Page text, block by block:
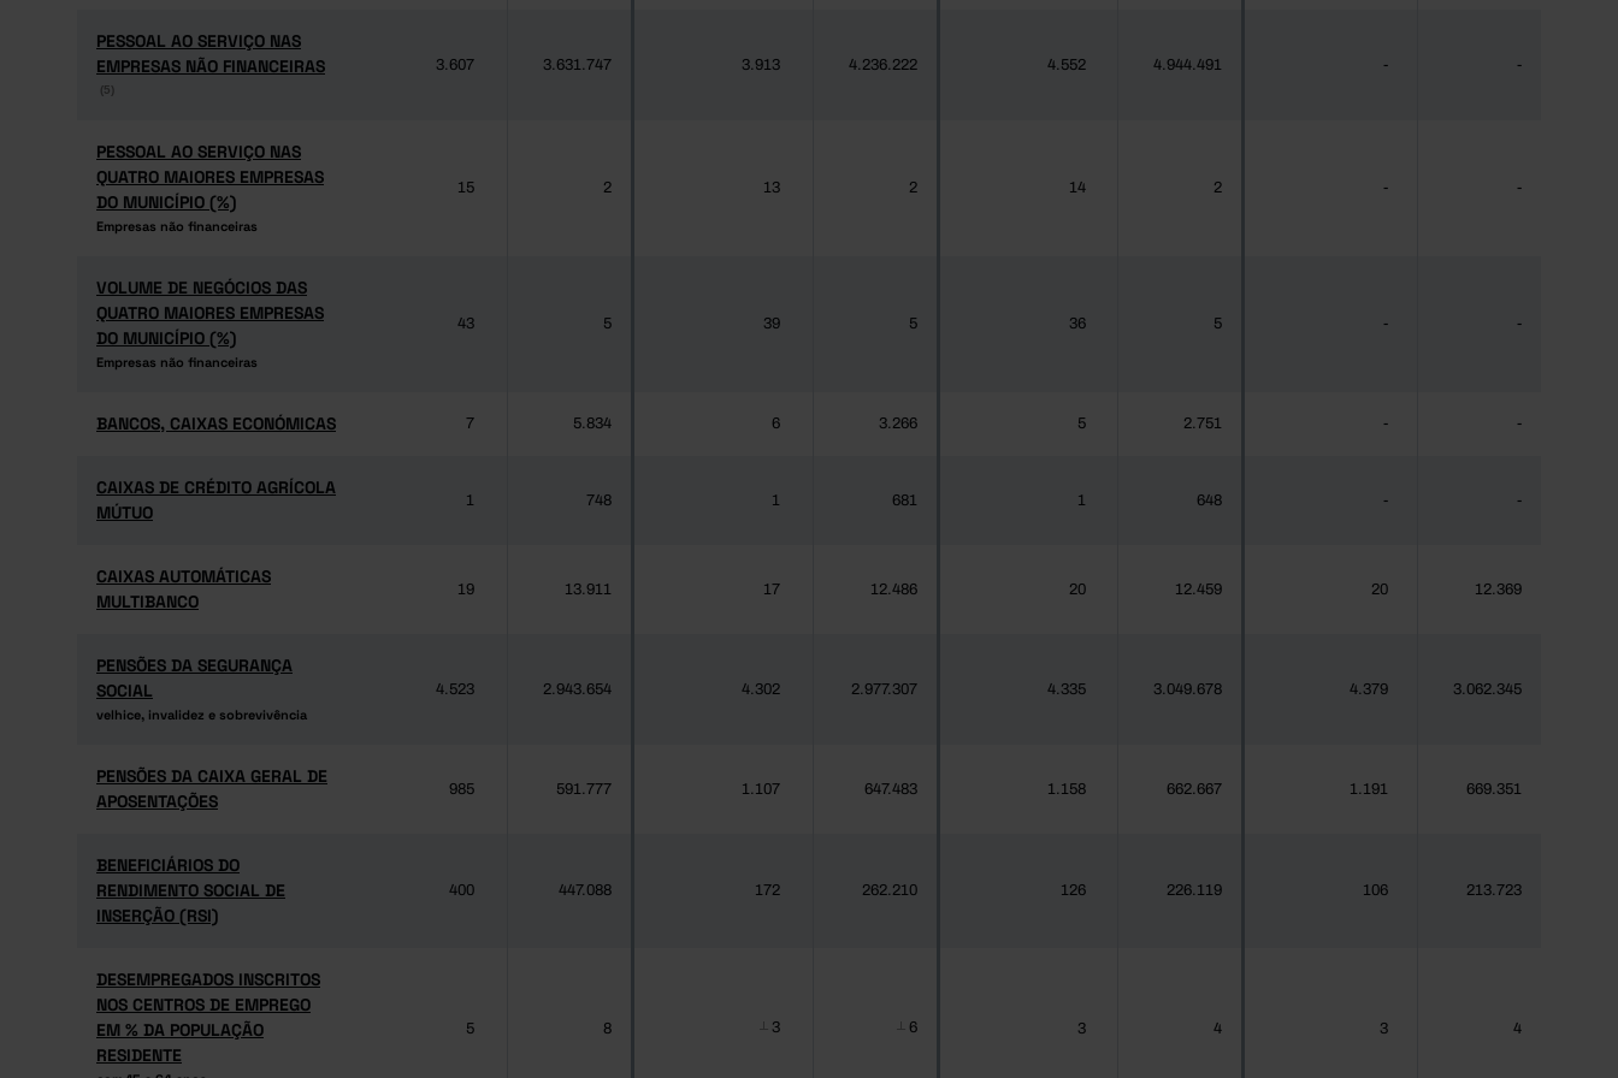
PESSOAL AO SERVIÇO NAS
EMPRESAS NÃO FINANCEIRAS
(5)
PESSOAL AO SERVIÇO NAS
EMPRESAS NÃO FINANCEIRAS
(5)
3.607 3.631.747 3.913 4.236.222 4.552 4.944.491 - -
PESSOAL AO SERVIÇO NAS
QUATRO MAIORES EMPRESAS
DO MUNICÍPIO (%)
Empresas não financeiras
PESSOAL AO SERVIÇO NAS
QUATRO MAIORES EMPRESAS
DO MUNICÍPIO (%)
Empresas não financeiras
15 2 13 2 14 2 - -
VOLUME DE NEGÓCIOS DAS
QUATRO MAIORES EMPRESAS
DO MUNICÍPIO (%)
Empresas não financeiras
VOLUME DE NEGÓCIOS DAS
QUATRO MAIORES EMPRESAS
DO MUNICÍPIO (%)
Empresas não financeiras
43 5 39 5 36 5 - -
BANCOS, CAIXAS ECONÓMICAS
BANCOS, CAIXAS ECONÓMICAS 7 5.834 6 3.266 5 2.751 - -
CAIXAS DE CRÉDITO AGRÍCOLA
MÚTUO
CAIXAS DE CRÉDITO AGRÍCOLA
MÚTUO
1 748 1 681 1 648 - -
CAIXAS AUTOMÁTICAS
MULTIBANCO
CAIXAS AUTOMÁTICAS
MULTIBANCO
19 13.911 17 12.486 20 12.459 20 12.369
PENSÕES DA SEGURANÇA
SOCIAL
velhice, invalidez e sobrevivência
PENSÕES DA SEGURANÇA
SOCIAL
velhice, invalidez e sobrevivência
4.523 2.943.654 4.302 2.977.307 4.335 3.049.678 4.379 3.062.345
PENSÕES DA CAIXA GERAL DE
APOSENTAÇÕES
PENSÕES DA CAIXA GERAL DE
APOSENTAÇÕES
985 591.777 1.107 647.483 1.158 662.667 1.191 669.351
BENEFICIÁRIOS DO
RENDIMENTO SOCIAL DE
INSERÇÃO (RSI)
BENEFICIÁRIOS DO
RENDIMENTO SOCIAL DE
INSERÇÃO (RSI)
400 447.088 172 262.210 126 226.119 106 213.723
DESEMPREGADOS INSCRITOS
NOS CENTROS DE EMPREGO
EM % DA POPULAÇÃO
RESIDENTE
DESEMPREGADOS INSCRITOS
NOS CENTROS DE EMPREGO
EM % DA POPULAÇÃO
RESIDENTE
5 8 3 6 3 4 3 4